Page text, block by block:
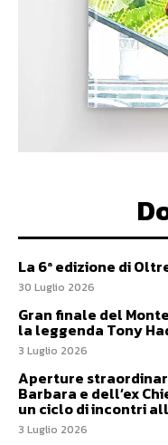
La 6ª edizione di
30 Luglio 2026
Gran finale del
la leggenda Tony
3 Luglio 2026
Aperture
Barbara e dell’ex
un ciclo di incontri
3 Luglio 2026